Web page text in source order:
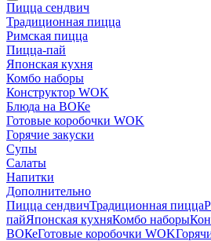
Пицца сендвич
Традиционная пицца
Римская пицца
Пицца-пай
Японская кухня
Комбо наборы
Конструктор WOK
Блюда на ВОКе
Готовые коробочки WOK
Горячие закуски
Супы
Салаты
Напитки
Дополнительно
Пицца сендвичТрадиционная пицца
пайЯпонская кухняКомбо наборы
ВОКеГотовые коробочки WOK